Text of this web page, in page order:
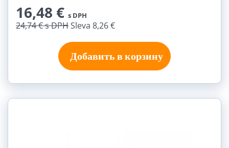
16,48 € s DPH
24,74 €s DPHSleva 8,26 €
Добавить в корзину